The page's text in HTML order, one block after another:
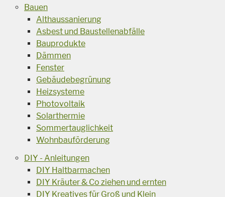
Bauen
Althaussanierung
Asbest und Baustellenabfälle
Bauprodukte
Dämmen
Fenster
Gebäudebegrünung
Heizsysteme
Photovoltaik
Solarthermie
Sommertauglichkeit
Wohnbauförderung
DIY - Anleitungen
DIY Haltbarmachen
DIY Kräuter & Co ziehen und ernten
DIY Kreatives für Groß und Klein